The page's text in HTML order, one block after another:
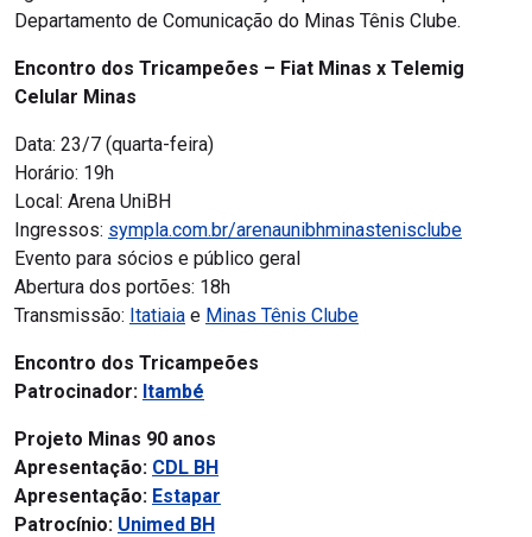
Departamento de Comunicação do Minas Tênis Clube.
Encontro dos Tricampeões – Fiat Minas x Telemig
Celular Minas
Data: 23/7 (quarta-feira)
Horário: 19h
Local: Arena UniBH
Ingressos: sympla.com.br/arenaunibhminastenisclube
Evento para sócios e público geral
Abertura dos portões: 18h
Transmissão: Itatiaia e Minas Tênis Clube
Encontro dos Tricampeões
Patrocinador: Itambé
Projeto Minas 90 anos
Apresentação: CDL BH
Apresentação: Estapar
Patrocínio: Unimed BH